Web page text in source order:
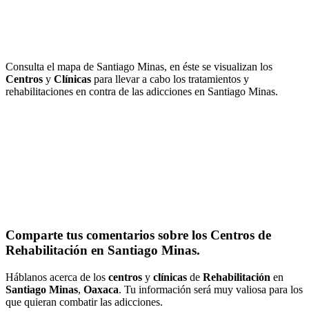
Consulta el mapa de Santiago Minas, en éste se visualizan los
Centros y Clínicas para llevar a cabo los tratamientos y
rehabilitaciones en contra de las adicciones en Santiago Minas.
Comparte tus comentarios sobre los Centros de
Rehabilitación en Santiago Minas.
Háblanos acerca de los centros y clínicas de Rehabilitación en
Santiago Minas, Oaxaca. Tu información será muy valiosa para los
que quieran combatir las adicciones.